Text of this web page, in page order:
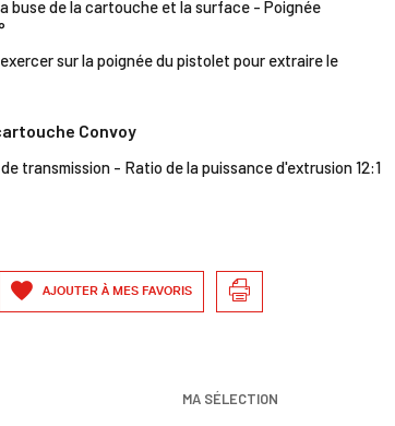
buse de la cartouche et la surface - Poignée
sur la poignée du pistolet pour extraire le
Convoy
transmission - Ratio de la puissance d'extrusion 12:1
AJOUTER À MES FAVORIS
MA SÉLECTION